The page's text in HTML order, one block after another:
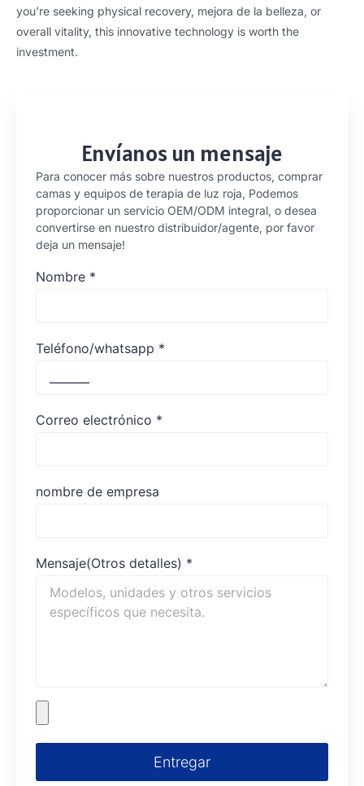
you’re seeking physical recovery, mejora de la belleza, or
overall vitality, this innovative technology is worth the
investment.
Envíanos un mensaje
Para conocer más sobre nuestros productos, comprar
camas y equipos de terapia de luz roja, Podemos
proporcionar un servicio OEM/ODM integral, o desea
convertirse en nuestro distribuidor/agente, por favor
deja un mensaje!
Nombre *
Teléfono/whatsapp *
Correo electrónico *
nombre de empresa
Mensaje(Otros detalles) *
Entregar